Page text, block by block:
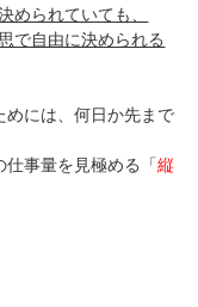
められていても、
で自由に決められる
めには、何日か先まで
仕事量を見極める「縦